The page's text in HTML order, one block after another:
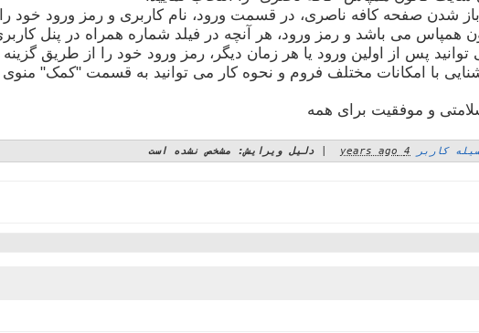
شدن صفحه کافه ناصری، در قسمت ورود، نام کاربری و رمز ورود خود را
همپاس می باشد و رمز ورود، هر آنچه در فیلد شماره همراه در پنل
و موفقیت برای همه
کاربر 4 years ago دلیل ویرایش: مشخص نشده است